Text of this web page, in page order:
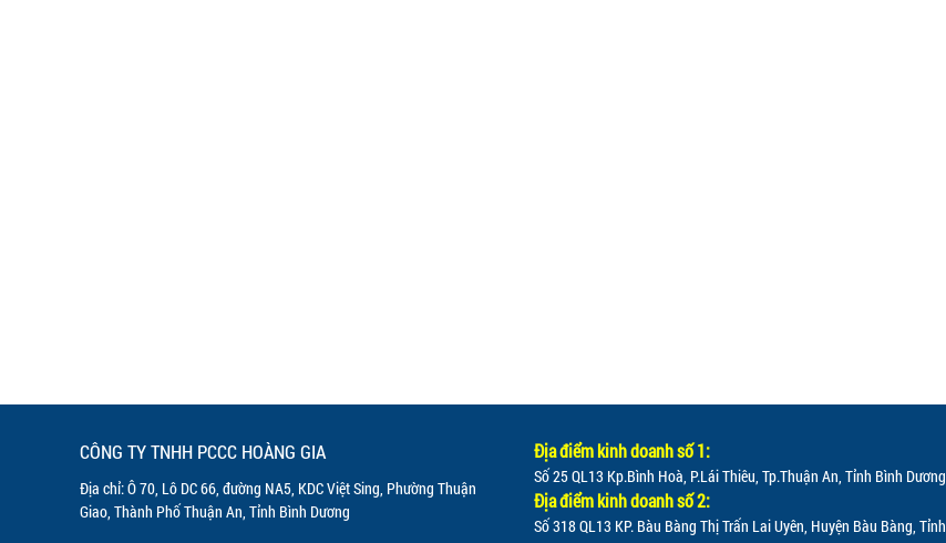
CÔNG TY TNHH PCCC HOÀNG GIA
Địa chỉ: Ô 70, Lô DC 66, đường NA5, KDC Việt Sing, Phường Thuận
Giao, Thành Phố Thuận An, Tỉnh Bình Dương
Địa điểm kinh doanh số 1:
Số 25 QL13 Kp.Bình Hoà, P.Lái Thiêu, Tp.Thuận An, Tỉnh Bình Dương
Địa điểm kinh doanh số 2:
Số 318 QL13 KP. Bàu Bàng Thị Trấn Lai Uyên, Huyện Bàu Bàng, Tỉnh